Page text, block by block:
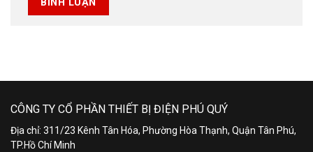
CÔNG TY CỔ PHẦN THIẾT BỊ ĐIỆN PHÚ QUÝ
Địa chỉ: 311/23 Kênh Tân Hóa, Phường Hòa Thạnh, Quận Tân Phú,
TP.Hồ Chí Minh